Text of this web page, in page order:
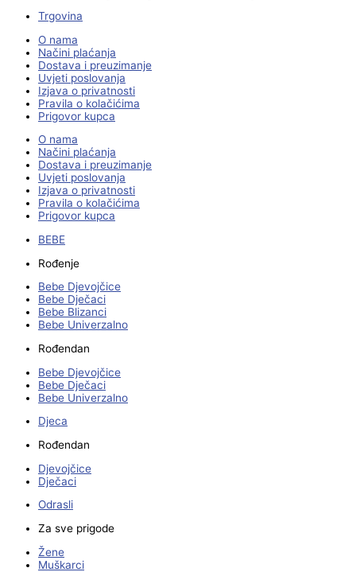
Trgovina
O nama
Načini plaćanja
Dostava i preuzimanje
Uvjeti poslovanja
Izjava o privatnosti
Pravila o kolačićima
Prigovor kupca
O nama
Načini plaćanja
Dostava i preuzimanje
Uvjeti poslovanja
Izjava o privatnosti
Pravila o kolačićima
Prigovor kupca
BEBE
Rođenje
Bebe Djevojčice
Bebe Dječaci
Bebe Blizanci
Bebe Univerzalno
Rođendan
Bebe Djevojčice
Bebe Dječaci
Bebe Univerzalno
Djeca
Rođendan
Djevojčice
Dječaci
Odrasli
Za sve prigode
Žene
Muškarci